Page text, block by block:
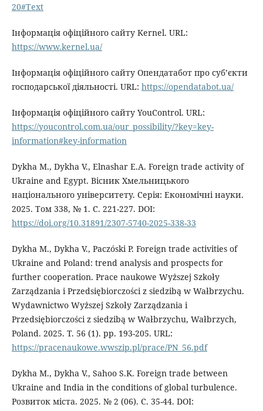
20#Text
Інформація офіційного сайту Kernel. URL:
https://www.kernel.ua/
Інформація офіційного сайту Опендатабот про суб’єкти
господарської діяльності. URL: https://opendatabot.ua/
Інформація офіційного сайту YouControl. URL:
https://youcontrol.com.ua/our_possibility/?key=key-
information#key-information
Dykha M., Dykha V., Elnashar E.A. Foreign trade activity of
Ukraine and Egypt. Вісник Хмельницького
національного університету. Серія: Економічні науки.
2025. Том 338, № 1. С. 221-227. DOI:
https://doi.org/10.31891/2307-5740-2025-338-33
Dykha M., Dykha V., Paczóski P. Foreign trade activities of
Ukraine and Poland: trend analysis and prospects for
further cooperation. Prace naukowe Wyższej Szkoły
Zarządzania i Przedsiębiorczości z siedzibą w Wałbrzychu.
Wydawnictwo Wyższej Szkoły Zarządzania i
Przedsiębiorczości z siedzibą w Wałbrzychu, Wałbrzych,
Poland. 2025. Т. 56 (1). pp. 193-205. URL:
https://pracenaukowe.wwszip.pl/prace/PN_56.pdf
Dykha M., Dykha V., Sahoo S.K. Foreign trade between
Ukraine and India in the conditions of global turbulence.
Розвиток міста. 2025. № 2 (06). С. 35-44. DOI: